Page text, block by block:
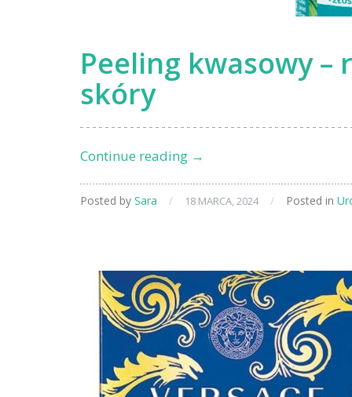
Peeling kwasowy
skóry
Continue reading Peeling
rewolucja
→
Posted by Sara / 18 MARCA, 2024 / Posted in